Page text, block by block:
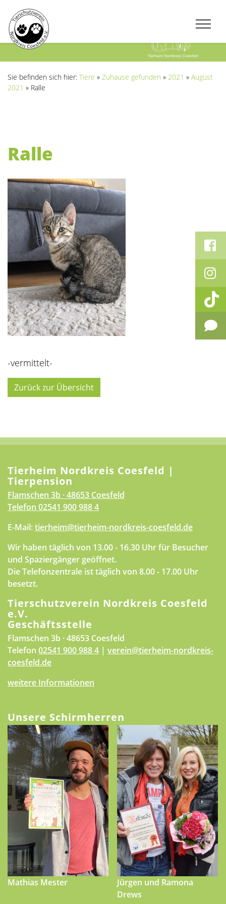
Sie befinden sich hier: Tiere » Zuhause gefunden » 2021 » August
2021 » Ralle
Ralle
-vermittelt-
Zurück zur Übersicht
Tierheim Nordkreis Coesfeld |
Tierpension
Flamschen 3b · 48653 Coesfeld
Telefon 02541 900 988 4
E-Mail:tierheim@tierheim-nordkreis-coesfeld.de
Wir haben täglich von 13.00 - 16.30 Uhr für Besucher
und Spaziergänger geöffnet.
Die Telefonzentrale ist täglich von 8.00 - 17.00 Uhr
besetzt.
Tierschutzverein Nordkreis Coesfeld
e.V.
Geschäftsstelle
Flamschen 3b · 48653 Coesfeld
Telefon 02541 900 988 4 | verein@tierheim-nordkreis-
coesfeld.de
weitere Informationen
Unsere Schirmherren
Mathias Mester
Jürgen und Ramona
Drews